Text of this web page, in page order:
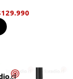
129.990